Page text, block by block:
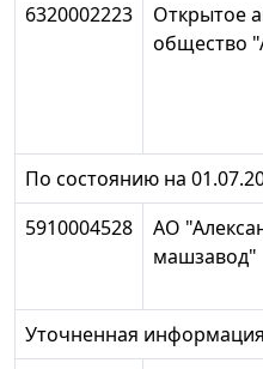
6320002223
Открытое
общество
По состоянию на
5910004528
АО
машзавод"
Уточненная